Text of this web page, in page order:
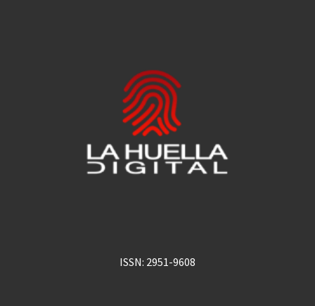
ISSN: 2951-9608